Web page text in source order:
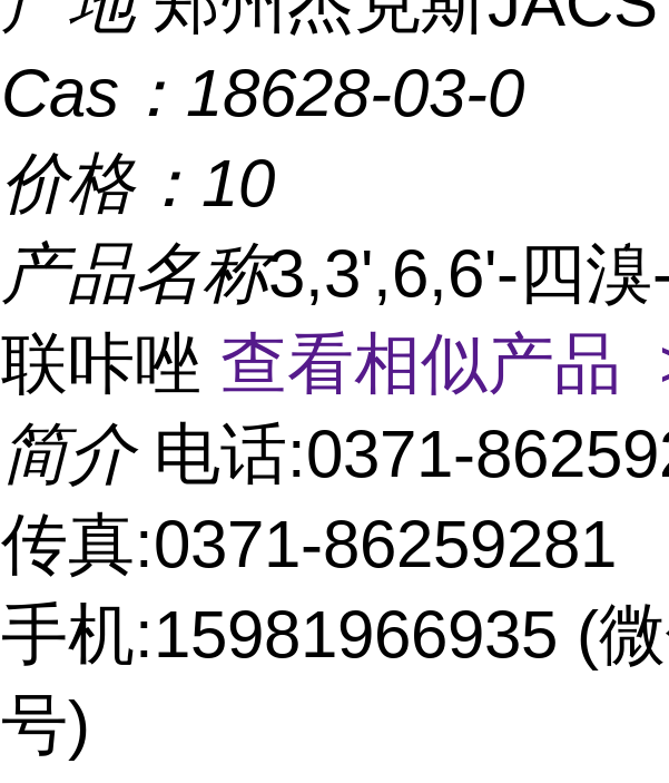
Cas： 18628-03-0
价格： 10
产品名称3,3',6,6'-四溴
联咔唑 查看相似产品
简介 电话:0371-
传真:0371-86259281
手机:15981966935 (
号)